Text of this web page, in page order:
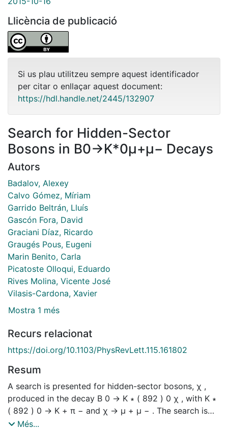
Llicència de publicació
Si us plau utilitzeu sempre aquest identificador
per citar o enllaçar aquest document:
https://hdl.handle.net/2445/132907
Search for Hidden-Sector
Bosons in B0→K*0μ+μ− Decays
Autors
Badalov, Alexey
Calvo Gómez, Míriam
Garrido Beltrán, Lluís
Gascón Fora, David
Graciani Díaz, Ricardo
Graugés Pous, Eugeni
Marin Benito, Carla
Picatoste Olloqui, Eduardo
Rives Molina, Vicente José
Vilasis-Cardona, Xavier
Mostra 1 més
Recurs relacionat
https://doi.org/10.1103/PhysRevLett.115.161802
Resum
A search is presented for hidden-sector bosons, χ ,
produced in the decay B 0 → K ∗ ( 892 ) 0 χ , with K ∗
( 892 ) 0 → K + π − and χ → μ + μ − . The search is
performed using p p -collision data corresponding to
Més...